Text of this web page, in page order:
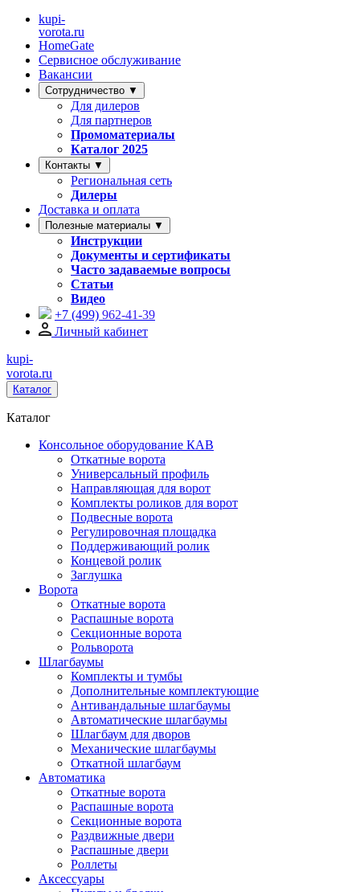
kupi-
vorota.ru
HomeGate
Сервисное обслуживание
Вакансии
Сотрудничество ▼
Для дилеров
Для партнеров
Промоматериалы
Каталог 2025
Контакты ▼
Региональная сеть
Дилеры
Доставка и оплата
Полезные материалы ▼
Инструкции
Документы и сертификаты
Часто задаваемые вопросы
Статьи
Видео
+7 (499) 962-41-39
Личный кабинет
kupi-
vorota.ru
Каталог
Каталог
Консольное оборудование КАВ
Откатные ворота
Универсальный профиль
Направляющая для ворот
Комплекты роликов для ворот
Подвесные ворота
Регулировочная площадка
Поддерживающий ролик
Концевой ролик
Заглушка
Ворота
Откатные ворота
Распашные ворота
Секционные ворота
Рольворота
Шлагбаумы
Комплекты и тумбы
Дополнительные комплектующие
Антивандальные шлагбаумы
Автоматические шлагбаумы
Шлагбаум для дворов
Механические шлагбаумы
Откатной шлагбаум
Автоматика
Откатные ворота
Распашные ворота
Секционные ворота
Раздвижные двери
Распашные двери
Роллеты
Аксессуары